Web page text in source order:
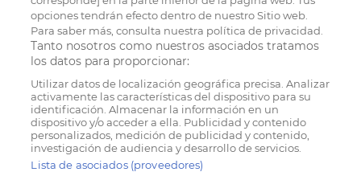
opciones tendrán efecto dentro de nuestro Sitio web.
Para saber más, consulta nuestra política de privacidad.
Tanto nosotros como nuestros asociados tratamos
los datos para proporcionar:
Utilizar datos de localización geográfica precisa. Analizar
activamente las características del dispositivo para su
identificación. Almacenar la información en un
dispositivo y/o acceder a ella. Publicidad y contenido
personalizados, medición de publicidad y contenido,
investigación de audiencia y desarrollo de servicios.
Lista de asociados (proveedores)